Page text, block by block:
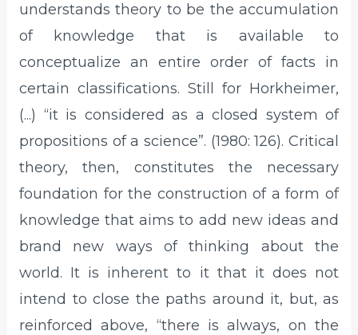
understands theory to be the accumulation
of knowledge that is available to
conceptualize an entire order of facts in
certain classifications. Still for Horkheimer,
(...) “it is considered as a closed system of
propositions of a science”. (1980: 126). Critical
theory, then, constitutes the necessary
foundation for the construction of a form of
knowledge that aims to add new ideas and
brand new ways of thinking about the
world. It is inherent to it that it does not
intend to close the paths around it, but, as
reinforced above, “there is always, on the